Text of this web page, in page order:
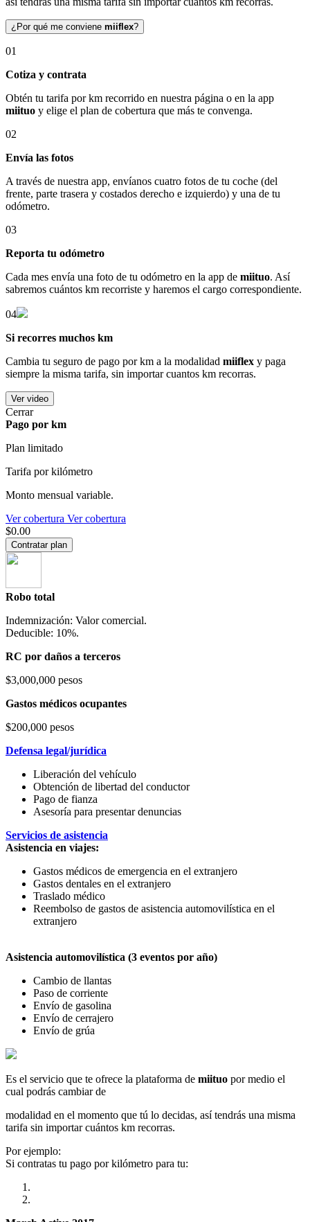
¿Por qué me conviene miiflex?
01
Cotiza y contrata
Obtén tu tarifa por km recorrido en nuestra página o en la app
miituo y elige el plan de cobertura que más te convenga.
02
Envía las fotos
A través de nuestra app, envíanos cuatro fotos de tu coche (del
frente, parte trasera y costados derecho e izquierdo) y una de tu
odómetro.
03
Reporta tu odómetro
Cada mes envía una foto de tu odómetro en la app de miituo. Así
sabremos cuántos km recorriste y haremos el cargo correspondiente.
04
Si recorres muchos km
Cambia tu seguro de pago por km a la modalidad miiflex y paga
siempre la misma tarifa, sin importar cuantos km recorras.
Ver video
Cerrar
Pago por km
Plan limitado
Tarifa por kilómetro
Monto mensual variable.
Ver cobertura Ver cobertura
$0.00
Contratar plan
Robo total
Indemnización: Valor comercial.
Deducible: 10%.
RC por daños a terceros
$3,000,000 pesos
Gastos médicos ocupantes
$200,000 pesos
Defensa legal/jurídica
Liberación del vehículo
Obtención de libertad del conductor
Pago de fianza
Asesoría para presentar denuncias
Servicios de asistencia
Asistencia en viajes:
Gastos médicos de emergencia en el extranjero
Gastos dentales en el extranjero
Traslado médico
Reembolso de gastos de asistencia automovilística en el
extranjero
Asistencia automovilística (3 eventos por año)
Cambio de llantas
Paso de corriente
Envío de gasolina
Envío de cerrajero
Envío de grúa
Es el servicio que te ofrece la plataforma de miituo por medio el
cual podrás cambiar de
modalidad en el momento que tú lo decidas, así tendrás una misma
tarifa sin importar cuántos km recorras.
Por ejemplo:
Si contratas tu pago por kilómetro para tu: